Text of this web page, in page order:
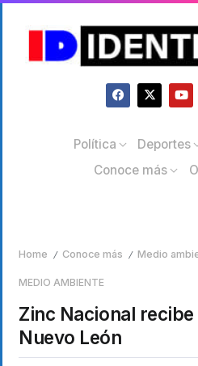
Política Deportes
Conoce más
Home / Conoce más / Medio
MEDIO AMBIENTE
Zinc Nacional
Nuevo León